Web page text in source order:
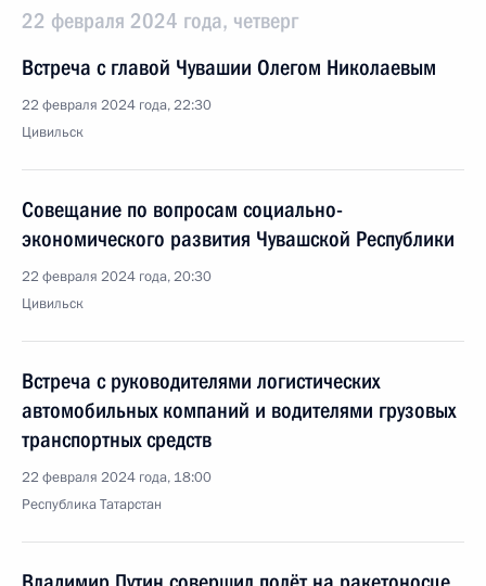
22 февраля 2024 года, четверг
Встреча с главой Чувашии Олегом Николаевым
22 февраля 2024 года, 22:30
Цивильск
Совещание по вопросам социально-
экономического развития Чувашской Республики
22 февраля 2024 года, 20:30
Цивильск
Встреча с руководителями логистических
автомобильных компаний и водителями грузовых
транспортных средств
22 февраля 2024 года, 18:00
Республика Татарстан